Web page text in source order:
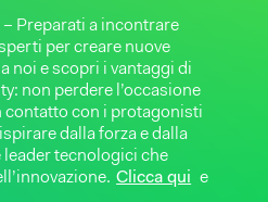
Preparati a incontrare
per creare nuove
noi e scopri i vantaggi di
non perdere l’occasione
contatto con i protagonisti
dalla forza e dalla
leader tecnologici che
Clicca qui e